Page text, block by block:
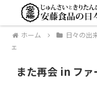
ホーム 日々の出
ェ
また再会 in ファ